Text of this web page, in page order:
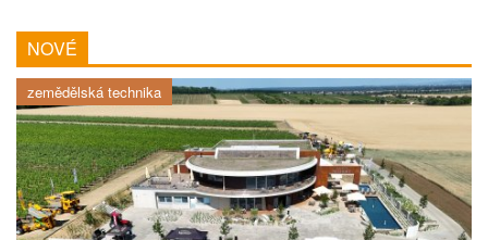
NOVÉ
zemědělská technika